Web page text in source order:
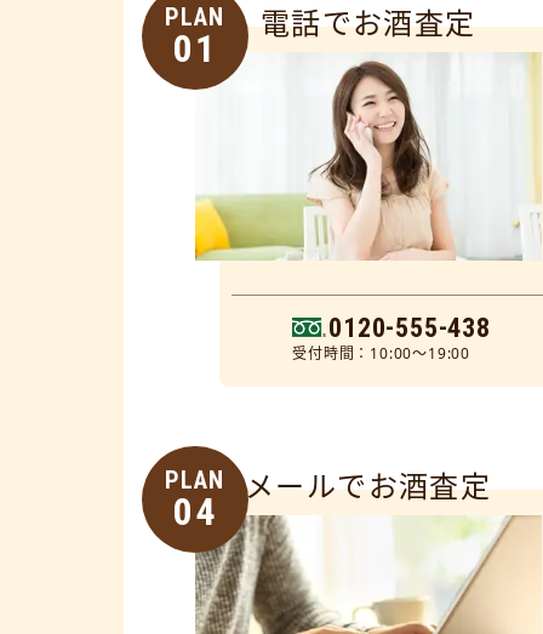
PLAN
01
電話でお酒査定
0120-555-438
受付時間：10:00～19:00
PLAN
04
メールでお酒査定